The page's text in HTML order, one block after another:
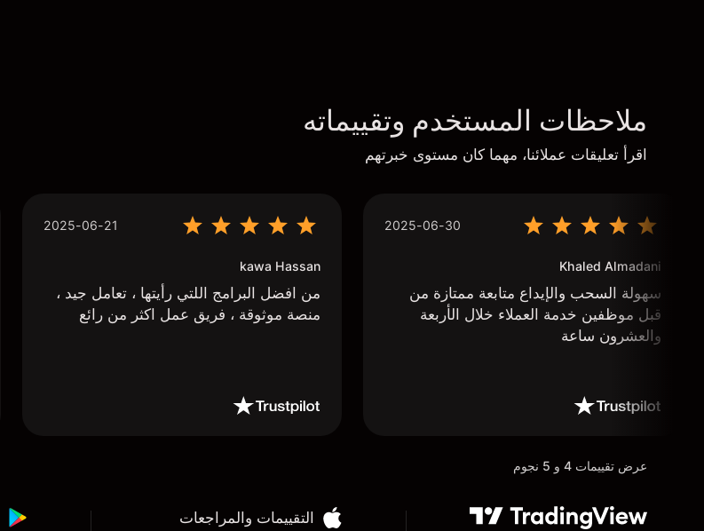
ملاحظات المستخدم وتقييماته
اقرأ تعليقات عملائنا، مهما كان مستوى خبرتهم
2025-06-30
Khaled Almadani
سهولة السحب والإيداع متابعة ممتازة من
قبل موظفين خدمة العملاء خلال الأربعة
والعشرون ساعة
2025-06-21
kawa Hassan
من افضل البرامج اللتي رأيتها ، تعامل جيد ،
منصة موثوقة ، فريق عمل اكثر من رائع
عرض تقييمات 4 و 5 نجوم
التقييمات والمراجعات